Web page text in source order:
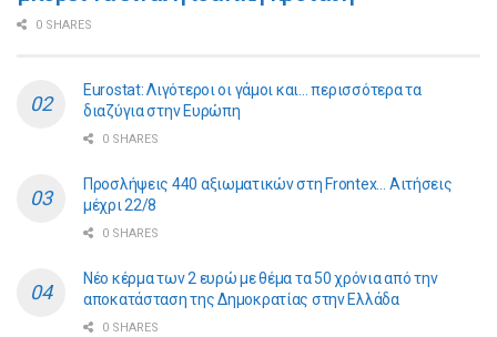
0 SHARES
Eurostat: Λιγότεροι οι γάμοι και… περισσότερα τα
διαζύγια στην Ευρώπη
0 SHARES
Προσλήψεις 440 αξιωματικών στη Frontex… Αιτήσεις
μέχρι 22/8
0 SHARES
Νέο κέρμα των 2 ευρώ με θέμα τα 50 χρόνια από την
αποκατάσταση της Δημοκρατίας στην Ελλάδα
0 SHARES